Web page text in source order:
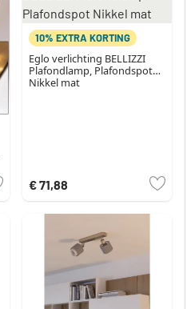
10% EXTRA KORTING
Eglo verlichting BELLIZZI
Plafondlamp, Plafondspot
Nikkel mat
€ 71,88